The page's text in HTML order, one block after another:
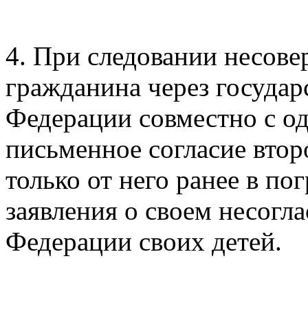
4. При следовании
гражданина через
Федерации совместно с
письменное согласие
только от него ранее в
заявления о своем
Федерации своих детей.